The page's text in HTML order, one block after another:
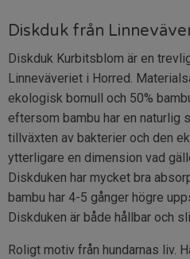
Diskduk från
Diskduk Kurbitsblom är en
Linneväveriet i Horred.
ekologisk bomull och 50%
eftersom bambu har en naturlig
tillväxten av bakterier och den
ytterligare en dimension vad
Diskduken har mycket bra
bambu har 4-5 gånger högre
Diskduken är både hållbar och
Roligt motiv från hundarnas liv.